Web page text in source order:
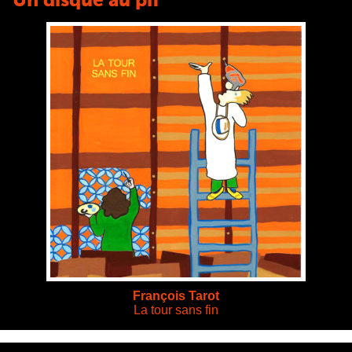
François Tarot
La tour sans fin